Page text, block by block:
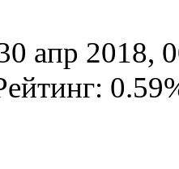
апр 2018,